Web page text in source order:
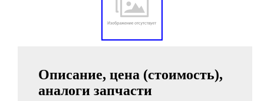
Описание, цена (стоимость),
аналоги запчасти